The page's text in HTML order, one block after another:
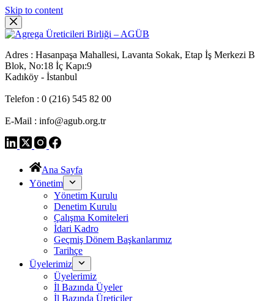
Skip to content
Adres : Hasanpaşa Mahallesi, Lavanta Sokak, Etap İş Merkezi B
Blok, No:18 İç Kapı:9
Kadıköy - İstanbul
Telefon : 0 (216) 545 82 00
E-Mail : info@agub.org.tr
Ana Sayfa
Yönetim
Yönetim Kurulu
Denetim Kurulu
Çalışma Komiteleri
İdari Kadro
Geçmiş Dönem Başkanlarımız
Tarihçe
Üyelerimiz
Üyelerimiz
İl Bazında Üyeler
İl Bazında Üreticiler